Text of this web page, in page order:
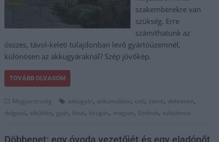
szakemberekre van
szükség. Erre
számíthatunk az
összes, távol-keleti tulajdonban levő gyártóüzemnél,
különösen az akkugyáraknál? Szép jövőkép.
TOVÁBB OLVASOM
Magyarország akkugyár, akkumulátor, catl, csere, debrecen,
dolgozó, elküldés, gyár, kínai, kirúgás, magyar, Szolnok, tulajdonos
Döbbenet: egy óvoda vezetőjét és egy eladónőt